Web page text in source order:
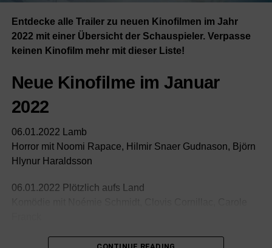
Entdecke alle Trailer zu neuen Kinofilmen im Jahr
2022 mit einer Übersicht der Schauspieler. Verpasse
keinen Kinofilm mehr mit dieser Liste!
Neue Kinofilme im Januar
2022
06.01.2022 Lamb
Horror mit Noomi Rapace, Hilmir Snaer Gudnason, Björn
Hlynur Haraldsson
06.01.2022 Plötzlich aufs Land
06.01.2022 The 355